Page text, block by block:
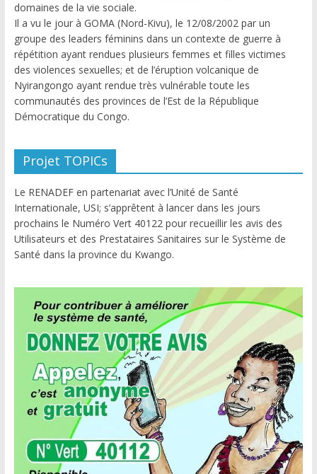
domaines de la vie sociale.
Il a vu le jour à GOMA (Nord-Kivu), le 12/08/2002 par un
groupe des leaders féminins dans un contexte de guerre à
répétition ayant rendues plusieurs femmes et filles victimes
des violences sexuelles; et de l’éruption volcanique de
Nyirangongo ayant rendue très vulnérable toute les
communautés des provinces de l’Est de la République
Démocratique du Congo.
Projet TOPICs
Le RENADEF en partenariat avec l’Unité de Santé
Internationale, USI; s’apprêtent à lancer dans les jours
prochains le Numéro Vert 40122 pour recueillir les avis des
Utilisateurs et des Prestataires Sanitaires sur le Système de
Santé dans la province du Kwango.